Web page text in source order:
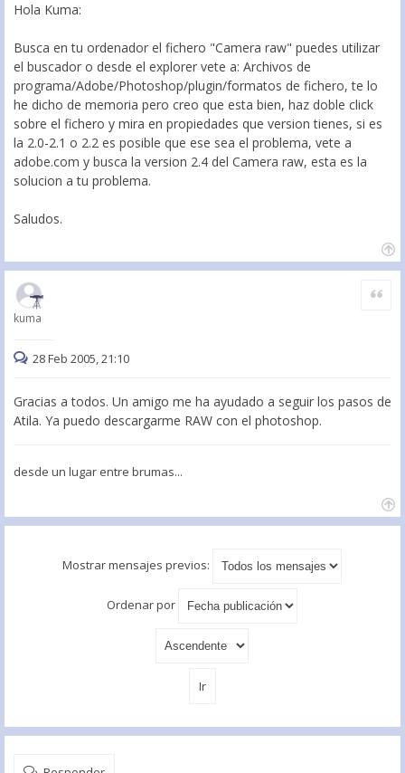
Hola Kuma:
Busca en tu ordenador el fichero "Camera raw" puedes utilizar
el buscador o desde el explorer vete a: Archivos de
programa/Adobe/Photoshop/plugin/formatos de fichero, te lo
he dicho de memoria pero creo que esta bien, haz doble click
sobre el fichero y mira en propiedades que version tienes, si es
la 2.0-2.1 o 2.2 es posible que ese sea el problema, vete a
adobe.com y busca la version 2.4 del Camera raw, esta es la
solucion a tu problema.
Saludos.
kuma
Citar
28 Feb 2005, 21:10
Gracias a todos. Un amigo me ha ayudado a seguir los pasos de
Atila. Ya puedo descargarme RAW con el photoshop.
desde un lugar entre brumas...
Mostrar mensajes previos:
Ordenar por